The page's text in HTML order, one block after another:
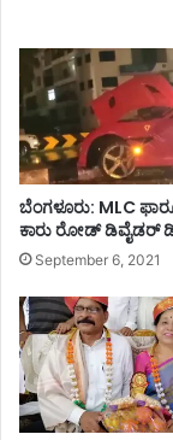
ಬೆಂಗಳೂರು: MLC
ಕಾರು ರೋಡ್​​ ಡಿವೈಡರ್​​
September 6, 2021